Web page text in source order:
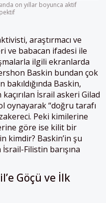
on yıllar boyunca aktif
araştırmacı ve
ve babacan ifadesi ile
ilgili ekranlarda
Baskin bundan çok
bakıldığında Baskin,
İsrail askeri Gilad
oynayarak “doğru tarafı
Peki kimilerine
göre ise kilit bir
kimdir? Baskin’in şu
Filistin barışına
Göçü ve İlk